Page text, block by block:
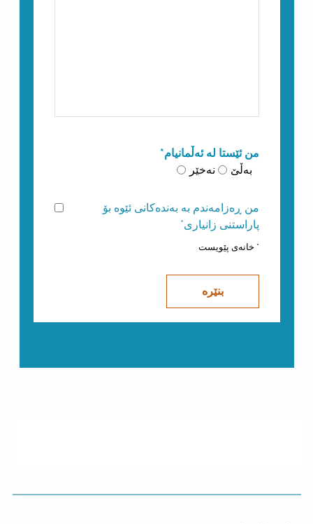
من ئێستا لە ئەڵمانیام*
بەڵێ
نەخێر
من ڕەزامەندم بە بەندەکانی ئێوە بۆ
پاراستنی زانیاری*
* خانەی پێویست
بنێرە